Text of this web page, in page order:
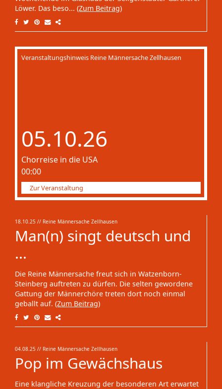
Löwer. Das beso... (Zum Beitrag)
Veranstaltungshinweis Reine Männersache Zellhausen
05.10.26
Chorreise in die USA
00:00
Zur Veranstaltung
18.10.25 // Reine Männersache Zellhausen
Man(n) singt deutsch und
...
Die Reine Männersache freut sich in Watzenborn-
Steinberg auftreten zu dürfen. Die selten gewordene
Gattung der Männerchöre treten dort noch einmal
geballt auf. (Zum Beitrag)
04.08.25 // Reine Männersache Zellhausen
Pop im Gewächshaus
Eine klangliche Kreuzung der besonderen Art erwartet